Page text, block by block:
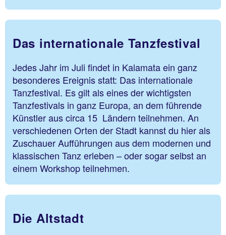
Das internationale Tanzfestival
Jedes Jahr im Juli findet in Kalamata ein ganz
besonderes Ereignis statt: Das internationale
Tanzfestival. Es gilt als eines der wichtigsten
Tanzfestivals in ganz Europa, an dem führende
Künstler aus circa 15 Ländern teilnehmen. An
verschiedenen Orten der Stadt kannst du hier als
Zuschauer Aufführungen aus dem modernen und
klassischen Tanz erleben – oder sogar selbst an
einem Workshop teilnehmen.
Die Altstadt